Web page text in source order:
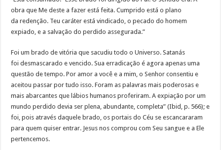
obra que Me deste a fazer está feita. Cumprido está o plano
da redenção. Teu caráter está vindicado, o pecado do homem
expiado, e a salvação do perdido assegurada.”
Foi um brado de vitória que sacudiu todo o Universo. Satanás
foi desmascarado e vencido. Sua erradicação é agora apenas uma
questão de tempo. Por amor a você e a mim, o Senhor consentiu e
aceitou passar por tudo isso. Foram as palavras mais poderosas e
mais abarcantes que lábios humanos proferiram. A expiação por um
mundo perdido devia ser plena, abundante, completa” (Ibid, p. 566); e
foi, pois através daquele brado, os portais do Céu se escancararam
para quem quiser entrar. Jesus nos comprou com Seu sangue e a Ele
pertencemos.